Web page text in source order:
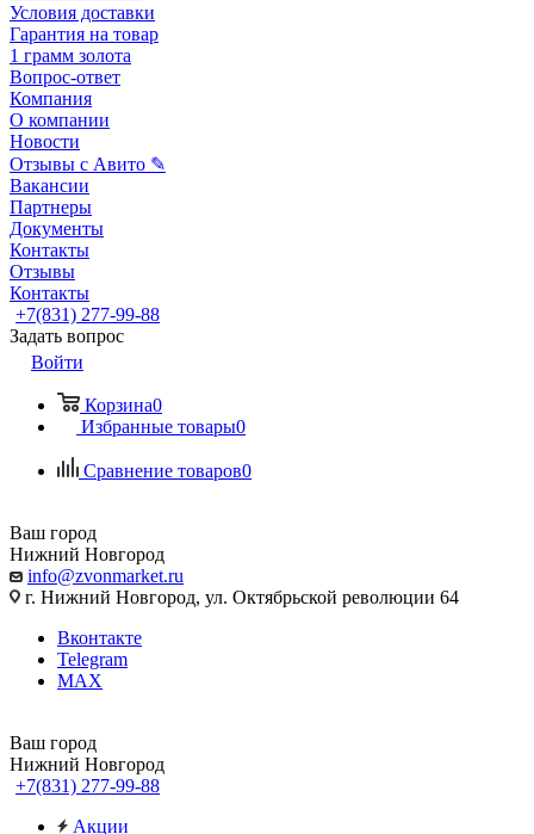
Условия доставки
Гарантия на товар
1 грамм золота
Вопрос-ответ
Компания
О компании
Новости
Отзывы с Авито ✎
Вакансии
Партнеры
Документы
Контакты
Отзывы
Контакты
+7(831) 277-99-88
Задать вопрос
Войти
Корзина0
Избранные товары0
Сравнение товаров0
Ваш город
Нижний Новгород
info@zvonmarket.ru
г. Нижний Новгород, ул. Октябрьской революции 64
Вконтакте
Telegram
MAX
Ваш город
Нижний Новгород
+7(831) 277-99-88
Акции